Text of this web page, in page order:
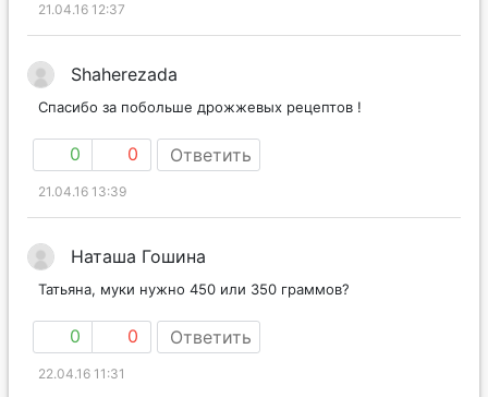
21.04.16 12:37
Shaherezada
Спасибо за побольше дрожжевых рецептов !
0 0 Ответить
21.04.16 13:39
Наташа Гошина
Татьяна, муки нужно 450 или 350 граммов?
0 0 Ответить
22.04.16 11:31